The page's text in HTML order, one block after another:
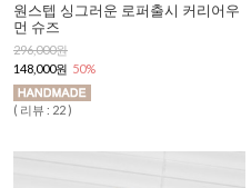
원스텝 싱그러운 로퍼출시 커리어우
먼 슈즈
296,000원
148,000원 50%
( 리뷰 : 22 )